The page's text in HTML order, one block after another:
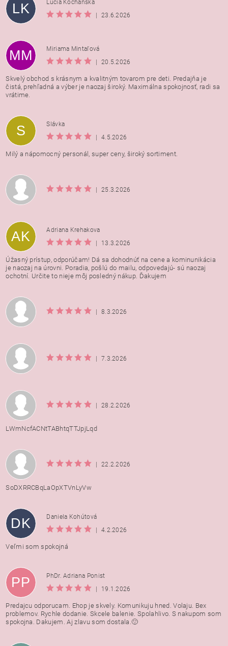
Vložením hodnotenie súhlasíte s
osobných údajov
LK
Lucia Kochanská
23.6.2026
MM
Miriama Mintaľová
20.5.2026
Skvelý obchod s krásnym a kvalitným tovarom pre deti. Predajňa je
čistá, prehľadná a výber je naozaj široký. Maximálna spokojnosť, radi sa
vrátime.
S
Slávka
4.5.2026
Milý a nápomocný personál, super ceny, široký sortiment.
25.3.2026
AK
Adriana Krehakova
13.3.2026
Úžasný prístup, odporúčam! Dá sa dohodnúť na cene a kominunikácia
je naozaj na úrovni. Poradia, pošlú do mailu, odpovedajú- sú naozaj
ochotní. Určite to nieje môj posledný nákup. Ďakujem
8.3.2026
7.3.2026
28.2.2026
LWmNcfACNtTABhtqTTJpjLqd
22.2.2026
SoDXRRCBqLaOpXTVnLyVw
DK
Daniela Kohútová
4.2.2026
Veľmi som spokojná
PP
PhDr. Adriana Ponist
19.1.2026
Predajcu odporucam. Ehop je skvely. Komunikuju hned. Volaju. Bex
problemov. Rychle dodanie. Skcele balenie. Spolahlivo. S nakupom som
spokojna. Dakujem. Aj zlavu som dostala.🙂